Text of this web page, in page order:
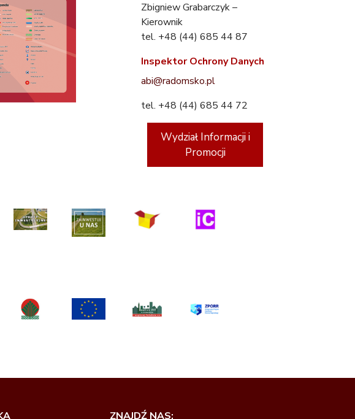
Zbigniew Grabarczyk –
Kierownik
tel. +48 (44) 685 44 87
Inspektor Ochrony Danych
abi@radomsko.pl
tel. +48 (44) 685 44 72
Wydział Informacji i
Promocji
ZNAJDŹ NAS: